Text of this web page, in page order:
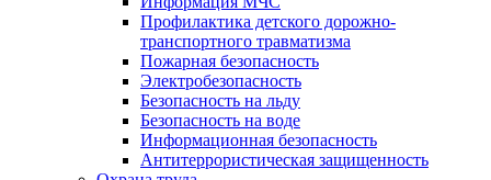
Профилактика детского дорожно-
транспортного травматизма
Пожарная безопасность
Электробезопасность
Безопасность на льду
Безопасность на воде
Информационная безопасность
Антитеррористическая защищенность